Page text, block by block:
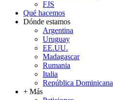
FJS
Qué hacemos
Dónde estamos
Argentina
Uruguay
EE.UU.
Madagascar
Rumania
Italia
República Dominicana
+ Más